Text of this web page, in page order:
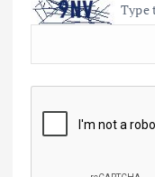
Type